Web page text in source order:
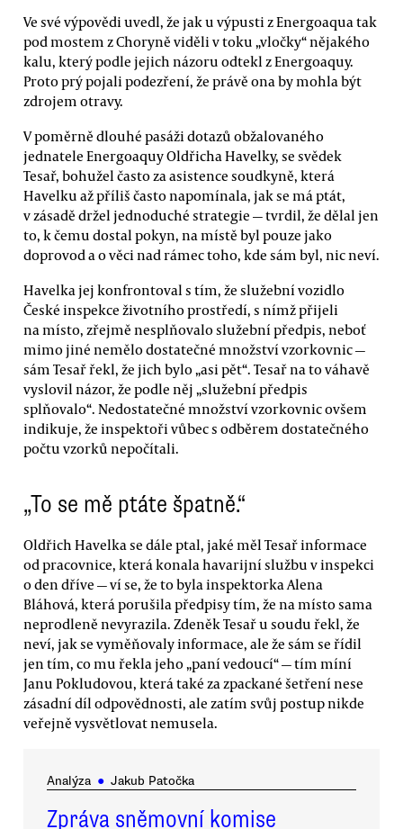
Ve své výpovědi uvedl, že jak u výpusti z Energoaqua tak
pod mostem z Choryně viděli v toku „vločky“ nějakého
kalu, který podle jejich názoru odtekl z Energoaquy.
Proto prý pojali podezření, že právě ona by mohla být
zdrojem otravy.
V poměrně dlouhé pasáži dotazů obžalovaného
jednatele Energoaquy Oldřicha Havelky, se svědek
Tesař, bohužel často za asistence soudkyně, která
Havelku až příliš často napomínala, jak se má ptát,
v zásadě držel jednoduché strategie — tvrdil, že dělal jen
to, k čemu dostal pokyn, na místě byl pouze jako
doprovod a o věci nad rámec toho, kde sám byl, nic neví.
Havelka jej konfrontoval s tím, že služební vozidlo
České inspekce životního prostředí, s nímž přijeli
na místo, zřejmě nesplňovalo služební předpis, neboť
mimo jiné nemělo dostatečné množství vzorkovnic —
sám Tesař řekl, že jich bylo „asi pět“. Tesař na to váhavě
vyslovil názor, že podle něj „služební předpis
splňovalo“. Nedostatečné množství vzorkovnic ovšem
indikuje, že inspektoři vůbec s odběrem dostatečného
počtu vzorků nepočítali.
„To se mě ptáte špatně.“
Oldřich Havelka se dále ptal, jaké měl Tesař informace
od pracovnice, která konala havarijní službu v inspekci
o den dříve — ví se, že to byla inspektorka Alena
Bláhová, která porušila předpisy tím, že na místo sama
neprodleně nevyrazila. Zdeněk Tesař u soudu řekl, že
neví, jak se vyměňovaly informace, ale že sám se řídil
jen tím, co mu řekla jeho „paní vedoucí“ — tím míní
Janu Pokludovou, která také za zpackané šetření nese
zásadní díl odpovědnosti, ale zatím svůj postup nikde
veřejně vysvětlovat nemusela.
Analýza ● Jakub Patočka
Zpráva sněmovní komise